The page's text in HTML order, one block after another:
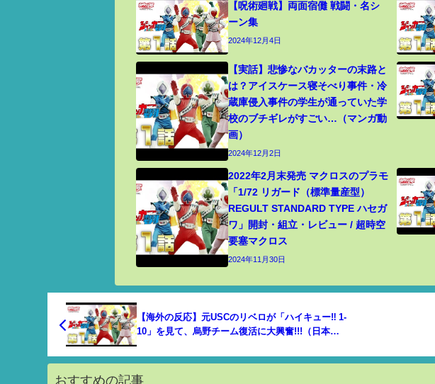
【呪術廻戦】両面宿儺 戦闘・名シ
ーン集
2024年12月4日
【実話】悲惨なバカッターの末路と
は？アイスケース寝そべり事件・冷
蔵庫侵入事件の学生が通っていた学
校のブチギレがすごい…（マンガ動
画）
2024年12月2日
2022年2月末発売 マクロスのプラモ
「1/72 リガード（標準量産型）
REGULT STANDARD TYPE ハセガ
ワ」開封・組立・レビュー / 超時空
要塞マクロス
2024年11月30日
【海外の反応】元USCのリベロが「ハイキュー‼ 1-
10」を見て、烏野チーム復活に大興奮!!!（日本語
おすすめの記事